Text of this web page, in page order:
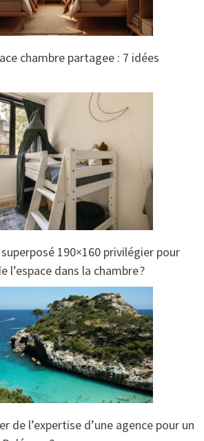
chambre partagee : 7 idées
190×160 privilégier pour
dans la chambre ?
de l’expertise d’une agence pour un